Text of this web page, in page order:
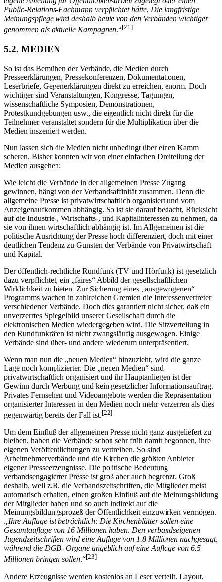
Public-Relations-Fachmann verpflichtet hätte. Die langfristige
Meinungspflege wird deshalb heute von den Verbänden wichtiger
genommen als aktuelle Kampagnen.“[21]
5.2. MEDIEN
So ist das Bemühen der Verbände, die Medien durch
Presseerklärungen, Pressekonferenzen, Dokumentationen,
Leserbriefe, Gegenerklärungen direkt zu erreichen, enorm. Doch
wichtiger sind Veranstaltungen, Kongresse, Tagungen,
wissenschaftliche Symposien, Demonstrationen,
Protestkundgebungen usw., die eigentlich nicht direkt für die
Teilnehmer veranstaltet sondern für die Multiplikation über die
Medien inszeniert werden.
Nun lassen sich die Medien nicht unbedingt über einen Kamm
scheren. Bisher konnten wir von einer einfachen Dreiteilung der
Medien ausgehen:
Wie leicht die Verbände in der allgemeinen Presse Zugang
gewinnen, hängt von der Verbandsaffinität zusammen. Denn die
allgemeine Presse ist privatwirtschaftlich organisiert und vom
Anzeigenaufkommen abhängig. So ist sie darauf bedacht, Rücksicht
auf die Industrie-, Wirtschafts-, und Kapitalinteressen zu nehmen, da
sie von ihnen wirtschaftlich abhängig ist. Im Allgemeinen ist die
politische Ausrichtung der Presse hoch differenziert, doch mit einer
deutlichen Tendenz zu Gunsten der Verbände von Privatwirtschaft
und Kapital.
Der öffentlich-rechtliche Rundfunk (TV und Hörfunk) ist gesetzlich
dazu verpflichtet, ein „faires“ Abbild der gesellschaftlichen
Wirklichkeit zu bieten. Zur Sicherung eines „ausgewogenen“
Programms wachen in zahlreichen Gremien die Interessenvertreter
verschiedener Verbände. Doch dies garantiert nicht sicher, daß ein
unverzerrtes Spiegelbild unserer Gesellschaft durch die
elektronischen Medien wiedergegeben wird. Die Sitzverteilung in
den Rundfunkräten ist nicht zwangsläufig ausgewogen. Einige
Verbände sind über- und andere wiederum unterpräsentiert.
Wenn man nun die „neuen Medien“ hinzuzieht, wird die ganze
Lage noch komplizierter. Die „neuen Medien“ sind
privatwirtschaftlich organisiert und ihr Hauptanliegen ist der
Gewinn durch Werbung und kein gesetzlicher Informationsauftrag.
Privates Fernsehen und Videoangebote werden die Repräsentation
organisierter Interessen in den Medien noch mehr verzerren als dies
gegenwärtig bereits der Fall ist.[22]
Um dem Einfluß der allgemeinen Presse nicht ganz ausgeliefert zu
bleiben, haben die Verbände schon sehr früh damit begonnen, ihre
eigenen Veröffentlichungen zu vertreiben. So sind
Arbeitnehmerverbände und die Kirchen die größten Anbieter
eigener Presseerzeugnisse. Die politische Bedeutung
verbandsengagierter Presse ist groß aber auch begrenzt. Groß
deshalb, weil z.B. die Verbandszeitschriften, die Mitglieder meist
automatisch erhalten, einen großen Einfluß auf die Meinungsbildung
der Mitglieder haben und so auch indirekt auf die
Meinungsbildungsprozeß der Öffentlichkeit einzuwirken vermögen.
„Ihre Auflage ist beträchtlich: Die Kirchenblätter sollen eine
Gesamtauflage von 16 Millionen haben. Den verbandseigenen
Jugendzeitschriften wird eine Auflage von 1.8 Millionen nachgesagt,
während die DGB- Organe angeblich auf eine Auflage von 6.5
Millionen bringen sollen.“[23]
Andere Erzeugnisse werden kostenlos an Leser verteilt. Layout,